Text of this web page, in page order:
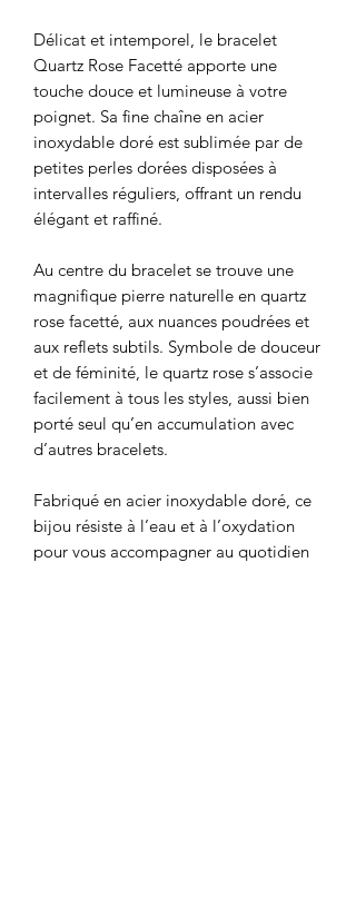
Délicat et intemporel, le bracelet
Quartz Rose Facetté apporte une
touche douce et lumineuse à votre
poignet. Sa fine chaîne en acier
inoxydable doré est sublimée par de
petites perles dorées disposées à
intervalles réguliers, offrant un rendu
élégant et raffiné.
Au centre du bracelet se trouve une
magnifique pierre naturelle en quartz
rose facetté, aux nuances poudrées et
aux reflets subtils. Symbole de douceur
et de féminité, le quartz rose s’associe
facilement à tous les styles, aussi bien
porté seul qu’en accumulation avec
d’autres bracelets.
Fabriqué en acier inoxydable doré, ce
bijou résiste à l’eau et à l’oxydation
pour vous accompagner au quotidien